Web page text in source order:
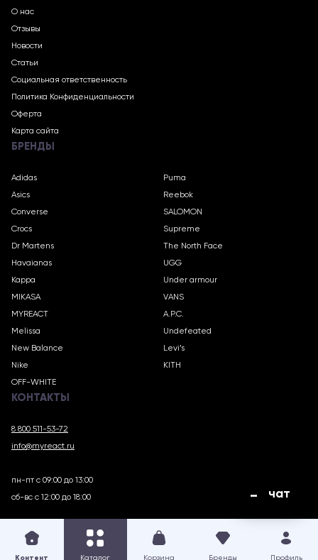
О нас
Отзывы
Новости
Статьи
Социальная ответственность
Политика Конфиденциальности
Оферта
Карта сайта
БРЕНДЫ
Adidas
Asics
Converse
Crocs
Dr Martens
Havaianas
Kappa
MIKASA
MYREACT
Melissa
New Balance
Nike
OFF-WHITE
Puma
Reebok
SALOMON
Supreme
The North Face
UGG
Under armour
VANS
A.P.C.
Undefeated
Levi’s
KITH
КОНТАКТЫ
8 800 511-53-72
info@myreact.ru
пн-пт с 09:00 до 13:00
сб-вс с 12:00 до 18:00
Контент Каталог Корзина Бренды Профиль
чат